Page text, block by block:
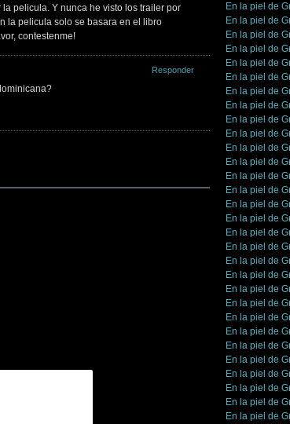
pelicula. Y nunca he visto los trailer por
la pelicula solo se basara en el libro
contestenme!
Responder
En la piel de
En la piel de
En la piel de
En la piel de
En la piel de
En la piel de
En la piel de
En la piel de
En la piel de
En la piel de
En la piel de
En la piel de
En la piel de
En la piel de
En la piel de
En la piel de
En la piel de
En la piel de
En la piel de
En la piel de
En la piel de
En la piel de
En la piel de
En la piel de
En la piel de
En la piel de
En la piel de
En la piel de
En la piel de
En la piel de